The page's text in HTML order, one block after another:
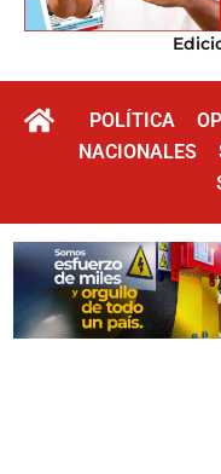
POLÍTICA
NACIONALES